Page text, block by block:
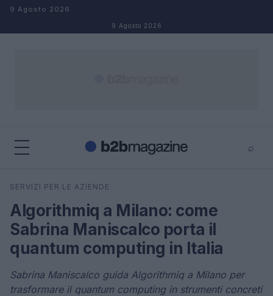
Salta al contenuto
9 Agosto 2026
9 Agosto 2026
⌕
Cerca
SERVIZI PER LE AZIENDE
Algorithmiq a Milano: come
Sabrina Maniscalco porta il
quantum computing in Italia
Sabrina Maniscalco guida Algorithmiq a Milano per
trasformare il quantum computing in strumenti concreti